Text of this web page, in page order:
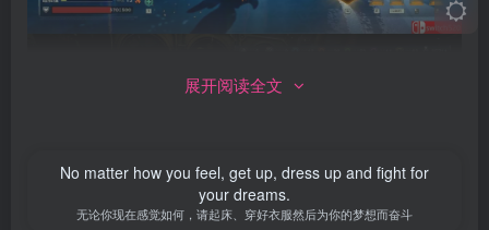
展开阅读全文
No matter how you feel, get up, dress up and fight for
your dreams.
无论你现在感觉如何，请起床、穿好衣服然后为你的梦想而奋斗